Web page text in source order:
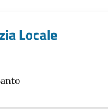
Locale